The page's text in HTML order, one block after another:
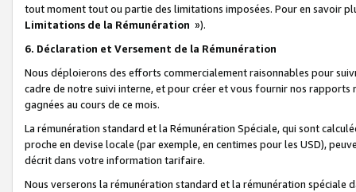
tout moment tout ou partie des limitations imposées. Pour en savoir
Limitations de la Rémunération »).
6. Déclaration et Versement de la Rémunération
Nous déploierons des efforts commercialement raisonnables pour
cadre de notre suivi interne, et pour créer et vous fournir nos
gagnées au cours de ce mois.
La rémunération standard et la Rémunération Spéciale, qui sont
proche en devise locale (par exemple, en centimes pour les USD),
décrit dans votre information tarifaire.
Nous verserons la rémunération standard et la rémunération spéciale